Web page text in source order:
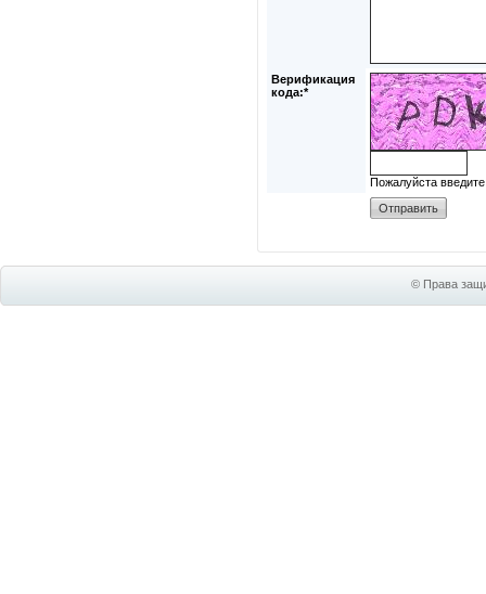
Верификация
кода:*
Пожалуйста
© Права